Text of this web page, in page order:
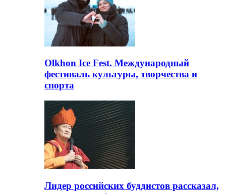
Olkhon Ice Fest. Международный
фестиваль культуры, творчества и
спорта
Лидер российских буддистов рассказал,